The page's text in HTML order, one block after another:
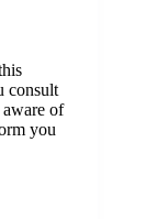
consult
of
you